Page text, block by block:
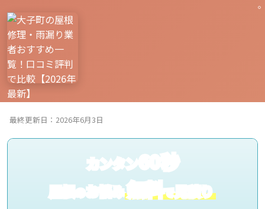
最終更新日：2026年6月3日
カンタン60秒
屋根のお悩み無料で見積り